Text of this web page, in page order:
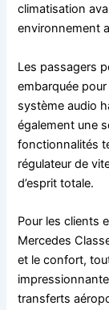
climatisation
environnement
Les passagers
embarquée
système audio
également une
fonctionnalités
régulateur de
d’esprit totale.
Pour les clients
Mercedes
et le confort,
transferts